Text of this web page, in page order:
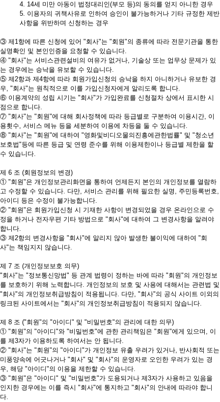
4. 14세 미만 아동이 법정대리인(부모 등)의 동의를 얻지 아니한 경우
5. 이용자의 귀책사유로 인하여 승인이 불가능하거나 기타 규정한 제반
사항을 위반하며 신청하는 경우
③ 제1항에 따른 신청에 있어 "회사"는 "회원"의 종류에 따라 전문기관을 통한
실명확인 및 본인인증을 요청할 수 있습니다.
④ "회사"는 서비스관련설비의 여유가 없거나, 기술상 또는 업무상 문제가 있
는 경우에는 승낙을 유보할 수 있습니다.
⑤ 제2항과 제4항에 따라 회원가입신청의 승낙을 하지 아니하거나 유보한 경
우, "회사"는 원칙적으로 이를 가입신청자에게 알리도록 합니다.
⑥ 이용계약의 성립 시기는 "회사"가 가입완료를 신청절차 상에서 표시한 시
점으로 합니다.
⑦ "회사"는 "회원"에 대해 회사정책에 따라 등급별로 구분하여 이용시간, 이
용횟수, 서비스 메뉴 등을 세분하여 이용에 차등을 둘 수 있습니다.
⑧ "회사"는 "회원"에 대하여 "영화및비디오물의진흥에관한법률" 및 "청소년
보호법"등에 따른 등급 및 연령 준수를 위해 이용제한이나 등급별 제한을 할
수 있습니다.
제 6 조 (회원정보의 변경)
① "회원"은 개인정보관리화면을 통하여 언제든지 본인의 개인정보를 열람하
고 수정할 수 있습니다. 다만, 서비스 관리를 위해 필요한 실명, 주민등록번호,
아이디 등은 수정이 불가능합니다.
② "회원"은 회원가입신청 시 기재한 사항이 변경되었을 경우 온라인으로 수
정을 하거나 전자우편 기타 방법으로 "회사"에 대하여 그 변경사항을 알려야
합니다.
③ 제2항의 변경사항을 "회사"에 알리지 않아 발생한 불이익에 대하여 "회
사"는 책임지지 않습니다.
제 7 조 (개인정보보호 의무)
"회사"는 "정보통신망법" 등 관계 법령이 정하는 바에 따라 "회원"의 개인정보
를 보호하기 위해 노력합니다. 개인정보의 보호 및 사용에 대해서는 관련법 및
"회사"의 개인정보취급방침이 적용됩니다. 다만, "회사"의 공식 사이트 이외의
링크된 사이트에서는 "회사"의 개인정보취급방침이 적용되지 않습니다.
제 8 조 ("회원"의 "아이디" 및 "비밀번호"의 관리에 대한 의무)
① "회원"의 "아이디"와 "비밀번호"에 관한 관리책임은 "회원"에게 있으며, 이
를 제3자가 이용하도록 하여서는 안 됩니다.
② "회사"는 "회원"의 "아이디"가 개인정보 유출 우려가 있거나, 반사회적 또는
미풍양속에 어긋나거나 "회사" 및 "회사"의 운영자로 오인한 우려가 있는 경
우, 해당 "아이디"의 이용을 제한할 수 있습니다.
③ "회원"은 "아이디" 및 "비밀번호"가 도용되거나 제3자가 사용하고 있음을
인지한 경우에는 이를 즉시 "회사"에 통지하고 "회사"의 안내에 따라야 합니
다.